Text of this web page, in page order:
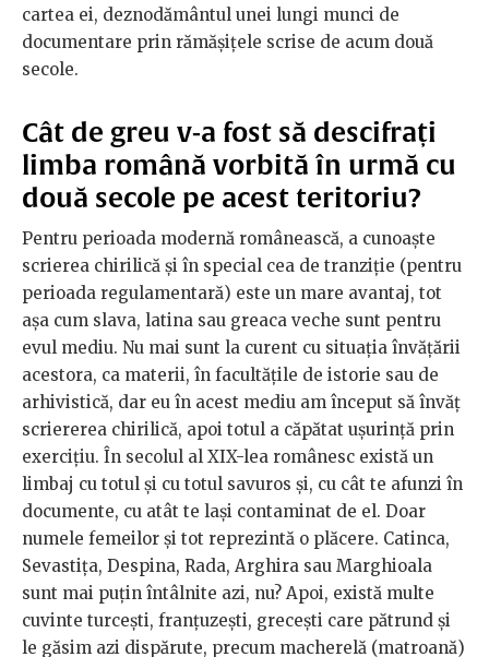
cartea ei, deznodământul unei lungi munci de
documentare prin rămășițele scrise de acum două
secole.
Cât de greu v-a fost să descifrați
limba română vorbită în urmă cu
două secole pe acest teritoriu?
Pentru perioada modernă românească, a cunoaște
scrierea chirilică și în special cea de tranziție (pentru
perioada regulamentară) este un mare avantaj, tot
așa cum slava, latina sau greaca veche sunt pentru
evul mediu. Nu mai sunt la curent cu situația învățării
acestora, ca materii, în facultățile de istorie sau de
arhivistică, dar eu în acest mediu am început să învăț
scriererea chirilică, apoi totul a căpătat ușurință prin
exercițiu. În secolul al XIX-lea românesc există un
limbaj cu totul și cu totul savuros și, cu cât te afunzi în
documente, cu atât te lași contaminat de el. Doar
numele femeilor și tot reprezintă o plăcere. Catinca,
Sevastița, Despina, Rada, Arghira sau Marghioala
sunt mai puțin întâlnite azi, nu? Apoi, există multe
cuvinte turcești, franțuzești, grecești care pătrund și
le găsim azi dispărute, precum macherelă (matroană)